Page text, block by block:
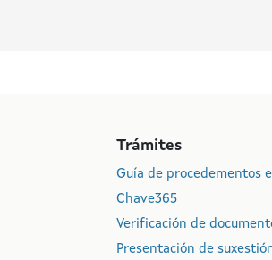
Trámites
Guía de procedementos
Chave365
Verificación de
Presentación de